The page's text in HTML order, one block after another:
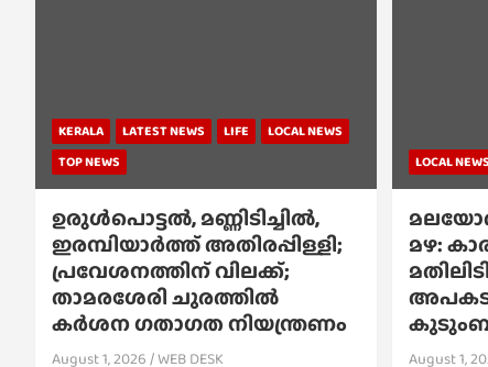
KERALA LATEST NEWS LIFE
LOCAL NEWS
TOP NEWS
ഉരുൾപൊട്ടൽ, മണ്ണിടിച്ചിൽ,
ഇരമ്പിയാര്‍ത്ത് അതിരപ്പിള്ളി;
പ്രവേശനത്തിന് വിലക്ക്;
താമരശേരി ചുരത്തില്‍
കര്‍ശന ഗതാഗത നിയന്ത്രണം
August 1, 2026 WEB DESK
LOCAL NEWS
മഴ:
August 1,